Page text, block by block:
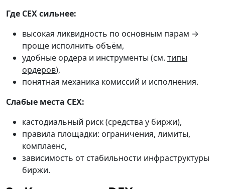
Где CEX сильнее:
высокая ликвидность по основным парам →
проще исполнить объём,
удобные ордера и инструменты (см. типы
ордеров),
понятная механика комиссий и исполнения.
Слабые места CEX:
кастодиальный риск (средства у биржи),
правила площадки: ограничения, лимиты,
комплаенс,
зависимость от стабильности инфраструктуры
биржи.